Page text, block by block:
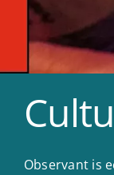
Observant is